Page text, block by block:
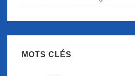
MOTS CLÉS